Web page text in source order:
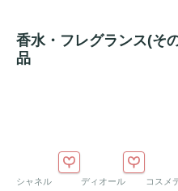
香水・フレグランス(そ
品
シャネル ディオール コスメ